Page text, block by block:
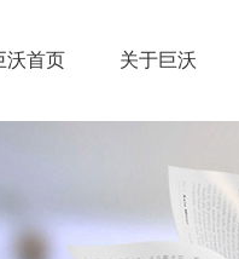
沃首页 关于巨沃